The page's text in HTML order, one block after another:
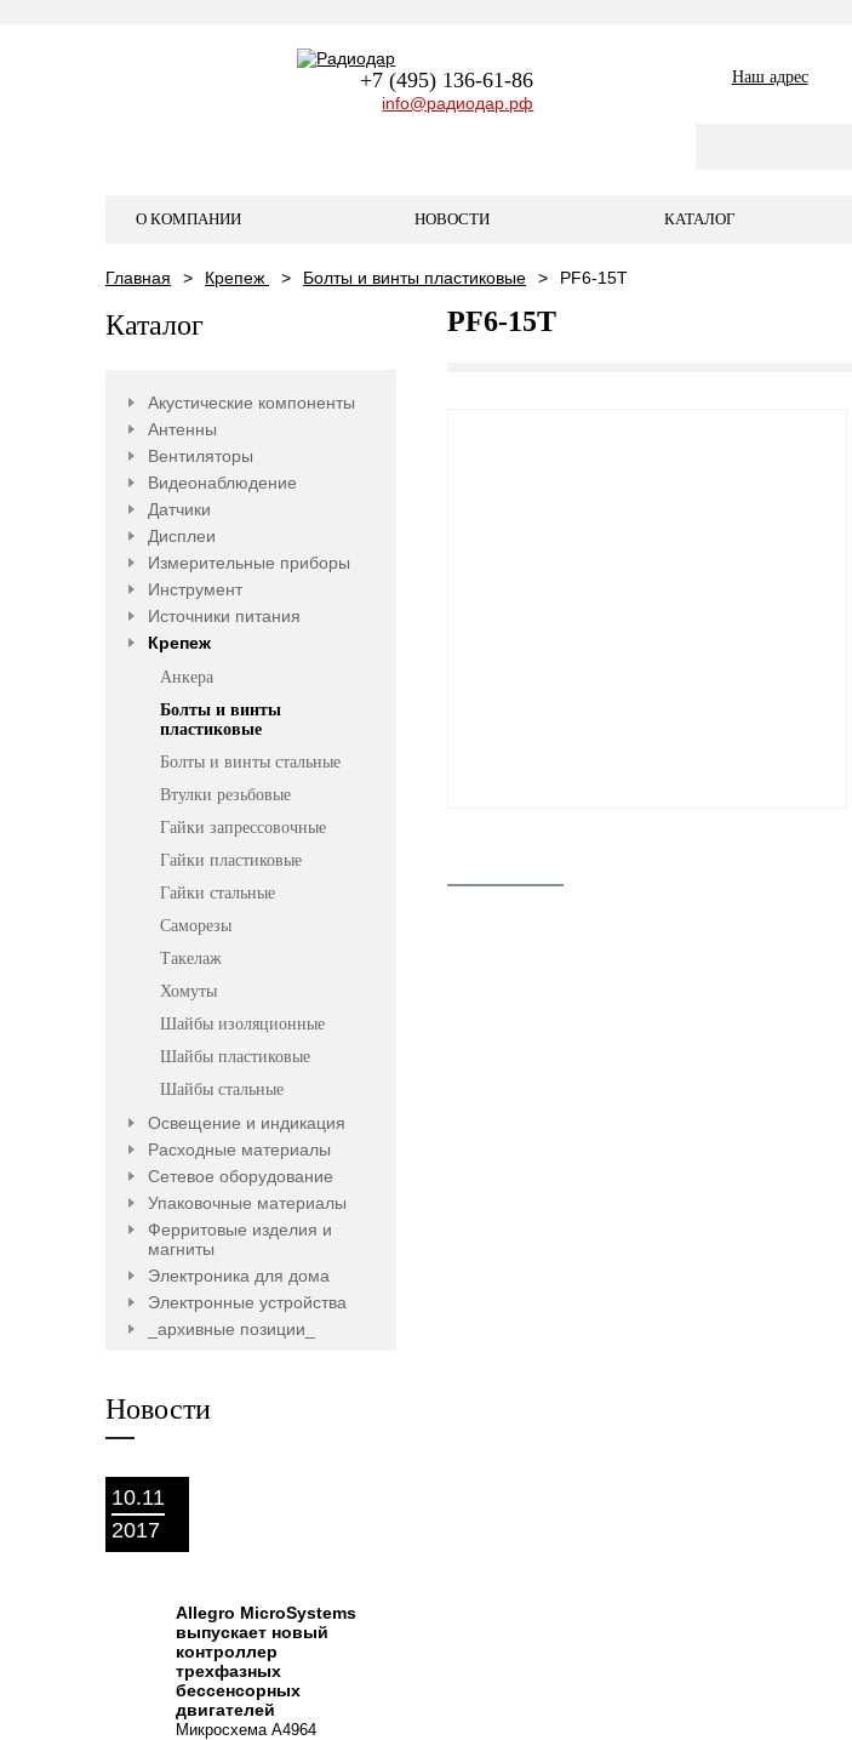
+7 (495) 136-61-86
info@радиодар.рф
Наш адрес
О КОМПАНИИ НОВОСТИ КАТАЛОГ
Главная Крепеж Болты и винты пластиковые PF6-15T
Каталог
Акустические компоненты
Антенны
Вентиляторы
Видеонаблюдение
Датчики
Дисплеи
Измерительные приборы
Инструмент
Источники питания
Крепеж
Анкера
Болты и винты
пластиковые
Болты и винты стальные
Втулки резьбовые
Гайки запрессовочные
Гайки пластиковые
Гайки стальные
Саморезы
Такелаж
Хомуты
Шайбы изоляционные
Шайбы пластиковые
Шайбы стальные
Освещение и индикация
Расходные материалы
Сетевое оборудование
Упаковочные материалы
Ферритовые изделия и
магниты
Электроника для дома
Электронные устройства
_архивные позиции_
Новости
10.11
2017
Allegro MicroSystems
выпускает новый
контроллер
трехфазных
бессенсорных
двигателей
Микросхема A4964
PF6-15T